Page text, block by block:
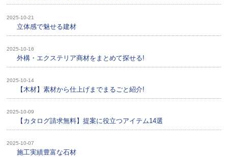
2025-10-21
立体感で魅せる建材
2025-10-16
外構・エクステリア商材をまとめて探せる!
2025-10-14
【木材】素材から仕上げまでまるごと紹介!
2025-10-09
【カタログ請求無料】提案に役立つアイテム14選
2025-10-07
施工実績豊富な石材